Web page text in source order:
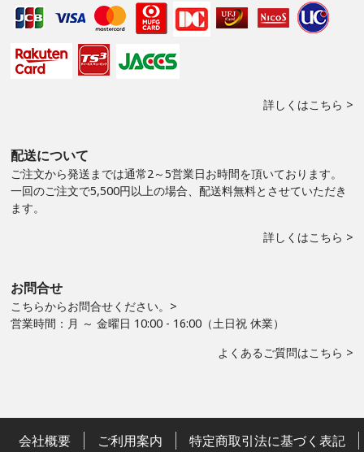
詳しくはこちら >
配送について
ご注文から発送までは通常2～5営業日お時間を頂いております。
一回のご注文で5,500円以上の場合、配送料無料とさせていただき
ます。
詳しくはこちら >
お問合せ
こちらからお問合せください。>
営業時間：月 ～ 金曜日 10:00 - 16:00（土日祝 休業）
よくあるご質問はこちら >
会社概要 ご利用案内 特定商取引法に基づく表記